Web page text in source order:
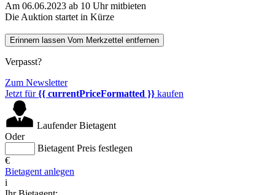
Am 06.06.2023 ab 10 Uhr mitbieten
Die Auktion startet in Kürze
Erinnern lassen Vom Merkzettel entfernen
Verpasst?
Zum Newsletter
Jetzt für{{ currentPriceFormatted }} kaufen
Laufender Bietagent
Oder
Bietagent Preis festlegen
€
Bietagent anlegen
i